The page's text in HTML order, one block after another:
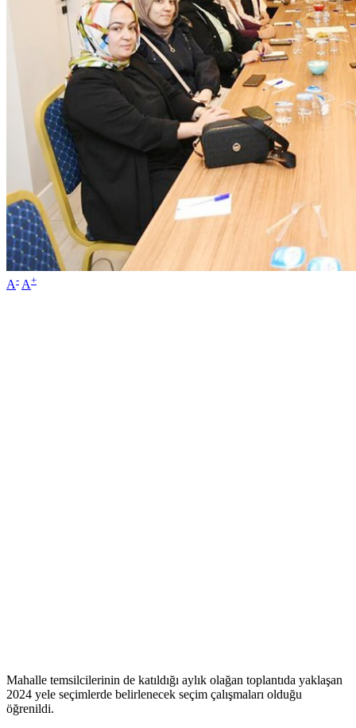
A- A+
Mahalle temsilcilerinin de katıldığı aylık olağan toplantıda yaklaşan
2024 yele seçimlerde belirlenecek seçim çalışmaları olduğu
öğrenildi.